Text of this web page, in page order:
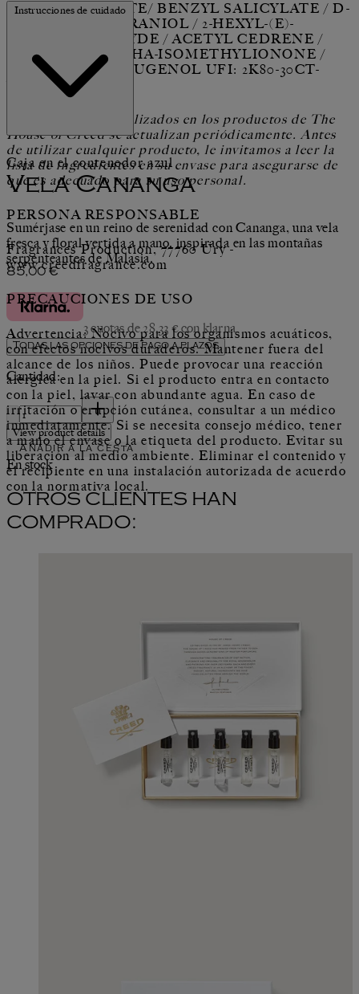
LINALYL ACETATE/ BENZYL SALICYLATE / D-
LIMONENE / GERANIOL / 2-HEXYL-(E)-
CINNAMALDEHYDE / ACETYL CEDRENE /
LINALOOL / ALPHA-ISOMETHYLIONONE /
EUGENOL / ISOEUGENOL UFI: 2K80-30CT-
T00V-AJ33
Los ingredientes utilizados en los productos de The
House of Creed se actualizan periódicamente. Antes
de utilizar cualquier producto, le invitamos a leer la
lista de ingredientes en su envase para asegurarse de
que es adecuado para su uso personal.
PERSONA RESPONSABLE
Fragrances Production, 77760 Ury -
www.creedfragrance.com
PRECAUCIONES DE USO
Advertencia: Nocivo para los organismos acuáticos,
con efectos nocivos duraderos. Mantener fuera del
alcance de los niños. Puede provocar una reacción
alérgica en la piel. Si el producto entra en contacto
con la piel, lavar con abundante agua. En caso de
irritación o erupción cutánea, consultar a un médico
inmediatamente. Si se necesita consejo médico, tener
a mano el envase o la etiqueta del producto. Evitar su
liberación al medio ambiente. Eliminar el contenido y
el recipiente en una instalación autorizada de acuerdo
con la normativa local.
Instrucciones de cuidado
Caja en el contenedor azul
Vela Cananga
Sumérjase en un reino de serenidad con Cananga, una vela
fresca y floral vertida a mano, inspirada en las montañas
serpenteantes de Malasia.
Precio actual: 85,00 €.
85,00 €
3 cuotas de 28,33 € con klarna
Todas las opciones de pago a plazos
Cantidad:
Cantidad:
View product details
Añadir a la cesta
En stock
OTROS CLIENTES HAN
COMPRADO: